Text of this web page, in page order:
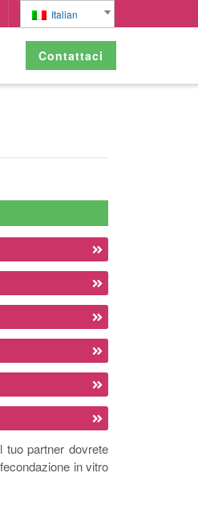
Italian
Contattaci
tuo partner dovrete
in vitro